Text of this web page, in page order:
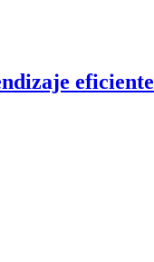
eficiente